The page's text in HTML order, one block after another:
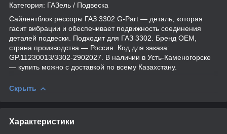
Категория: ГАЗель / Подвеска
Сайлентблок рессоры ГАЗ 3302 G-Part — деталь, которая
гасит вибрации и обеспечивает подвижность соединения
деталей подвески. Подходит для ГАЗ 3302. Бренд OEM,
страна производства — Россия. Код для заказа:
GP.11230013/3302-2902027. В наличии в Усть-Каменогорске
— купить можно с доставкой по всему Казахстану.
Скрыть
Характеристики